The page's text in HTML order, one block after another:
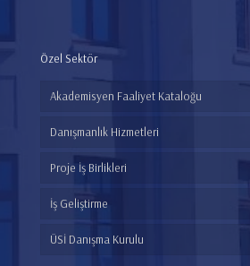
Özel Sektör
Akademisyen Faaliyet Kataloğu
Danışmanlık Hizmetleri
Proje İş Birlikleri
İş Geliştirme
ÜSİ Danışma Kurulu